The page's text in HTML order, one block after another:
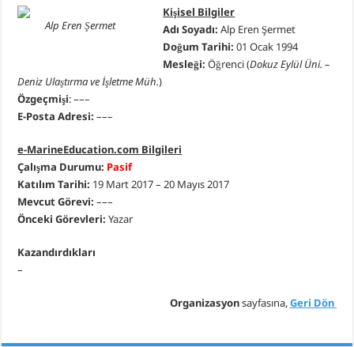
Alp Eren Şermet
Kişisel Bilgiler
Adı Soyadı: Alp Eren Şermet
Doğum Tarihi: 01 Ocak 1994
Mesleği: Öğrenci (Dokuz Eylül Üni. –
Deniz Ulaştırma ve İşletme Müh.)
Özgeçmişi: –––
E-Posta Adresi: –––
e-MarineEducation.com Bilgileri
Çalışma Durumu: Pasif
Katılım Tarihi: 19 Mart 2017 – 20 Mayıs 2017
Mevcut Görevi: –––
Önceki Görevleri: Yazar
Kazandırdıkları
–
Organizasyonsayfasına,Geri Dön